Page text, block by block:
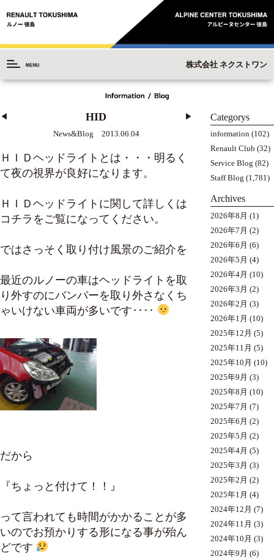
株式会社 ネクストワン
◀︎ HID
News&Blog 2013.06.04
▶︎
ＨＩＤヘッドライトとは・・・明るく
て夜の視界が良好になります。
ＨＩＤヘッドライトに関して詳しくは
コチラ をご覧になってください。
ではさっそく取り付け風景のご紹介を
最近のルノーの車はヘッドライトを取
り外すのにバンパーを取り外さなくち
ゃいけない車両が多いです････
だから
『ちょっと付けて！！』
って言われても時間がかかることが多
いのでお預かりする形になる事が殆ん
どです
Categorys
information (102)
Renault Club (32)
Service Blog (82)
Staff Blog (1,781)
Archives
2026年8月 (1)
2026年7月 (2)
2026年6月 (6)
2026年5月 (4)
2026年4月 (10)
2026年3月 (2)
2026年2月 (3)
2026年1月 (10)
2025年12月 (5)
2025年11月 (5)
2025年10月 (10)
2025年9月 (3)
2025年8月 (10)
2025年7月 (7)
2025年6月 (2)
2025年5月 (2)
2025年4月 (5)
2025年3月 (3)
2025年2月 (2)
2025年1月 (4)
2024年12月 (7)
2024年11月 (3)
2024年10月 (3)
2024年9月 (6)